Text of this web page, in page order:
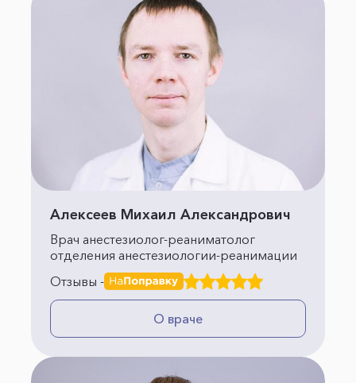
Алексеев Михаил Александрович
Врач анестезиолог-реаниматолог
отделения анестезиологии-реанимации
Отзывы -
О враче